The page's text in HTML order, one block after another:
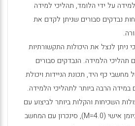
על ידי הלומד, תהליכי למידה
נבדקים סבורים שניתן לקדם את
ניתן לנצל את היכולות התקשורתיות
הלמידה. הנבדקים סבורים
כף היד, תכונת הניידות ויכולת
במידה הרבה ביותר לתהליכי הלמידה.
השכיחות והקלות ביותר לביצוע עם
אישי (M=4.0), סינכרון עם המחשב